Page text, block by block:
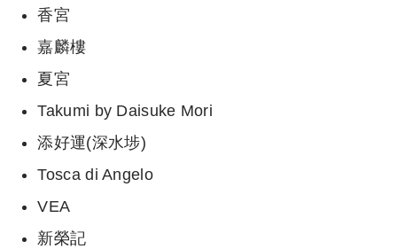
香宮
嘉麟樓
夏宮
Takumi by Daisuke Mori
添好運(深水埗)
Tosca di Angelo
VEA
新榮記